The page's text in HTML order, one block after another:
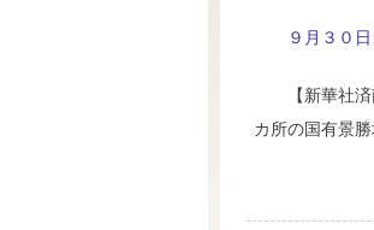
９月３０
【新華社
カ所の国有景